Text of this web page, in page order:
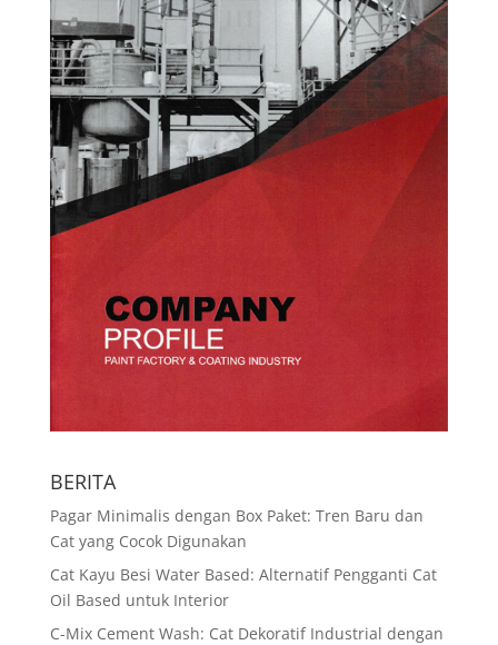
BERITA
Pagar Minimalis dengan Box Paket: Tren Baru dan
Cat yang Cocok Digunakan
Cat Kayu Besi Water Based: Alternatif Pengganti Cat
Oil Based untuk Interior
C-Mix Cement Wash: Cat Dekoratif Industrial dengan